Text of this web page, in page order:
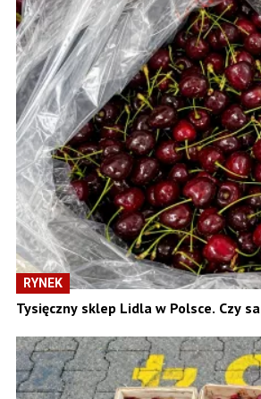
RYNEK
Tysięczny sklep Lidla w Polsce. Czy